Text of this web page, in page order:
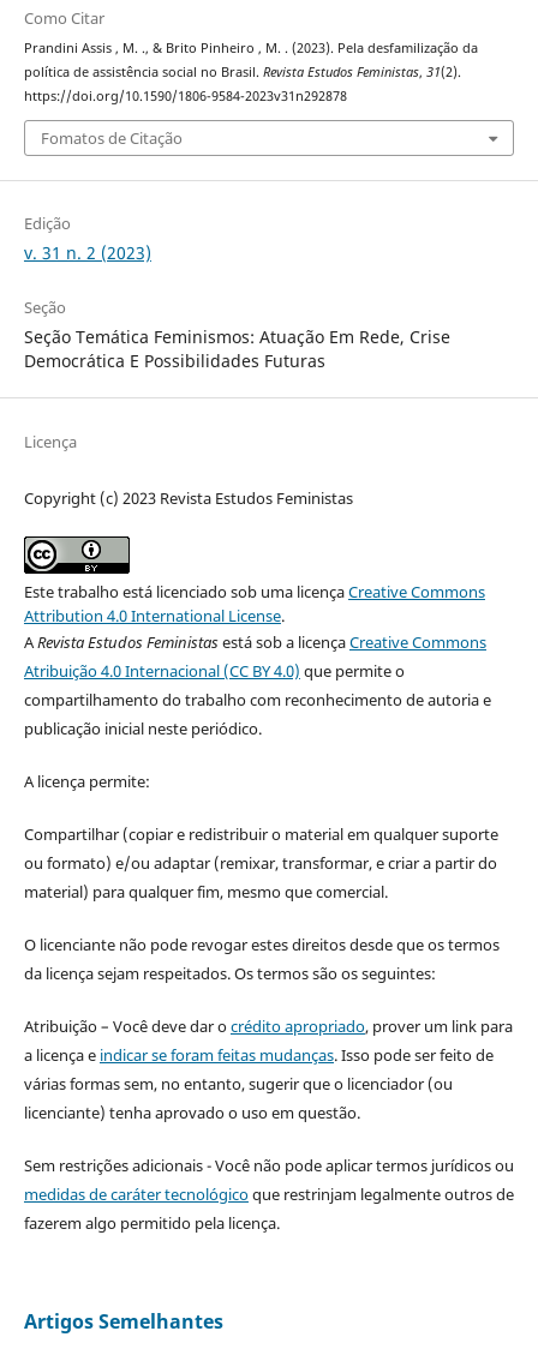
Como Citar
Prandini Assis , M. ., & Brito Pinheiro , M. . (2023). Pela desfamilização da
política de assistência social no Brasil. Revista Estudos Feministas, 31(2).
https://doi.org/10.1590/1806-9584-2023v31n292878
Fomatos de Citação
Edição
v. 31 n. 2 (2023)
Seção
Seção Temática Feminismos: Atuação Em Rede, Crise
Democrática E Possibilidades Futuras
Licença
Copyright (c) 2023 Revista Estudos Feministas
Este trabalho está licenciado sob uma licençaCreative Commons
Attribution 4.0 International License.
ARevista Estudos Feministasestá sob a licençaCreative Commons
Atribuição 4.0 Internacional (CC BY 4.0) que permite o
compartilhamento do trabalho com reconhecimento de autoria e
publicação inicial neste periódico.
A licença permite:
Compartilhar (copiar e redistribuir o material em qualquer suporte
ou formato) e/ou adaptar (remixar, transformar, e criar a partir do
material) para qualquer fim, mesmo que comercial.
O licenciante não pode revogar estes direitos desde que os termos
da licença sejam respeitados. Os termos são os seguintes:
Atribuição – Você deve dar ocrédito apropriado, prover um link para
a licença e indicar se foram feitas mudanças. Isso pode ser feito de
várias formas sem, no entanto, sugerir que o licenciador (ou
licenciante) tenha aprovado o uso em questão.
Sem restrições adicionais - Você não pode aplicar termos jurídicos ou
medidas de caráter tecnológicoque restrinjam legalmente outros de
fazerem algo permitido pela licença.
Artigos Semelhantes